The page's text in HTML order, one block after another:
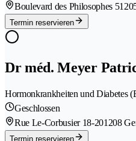
Boulevard des Philosophes 5
Termin reservieren
Dr méd. Meyer
Hormonkrankheiten und Diabetes
Geschlossen
Rue Le-Corbusier 18-201208
Termin reservieren